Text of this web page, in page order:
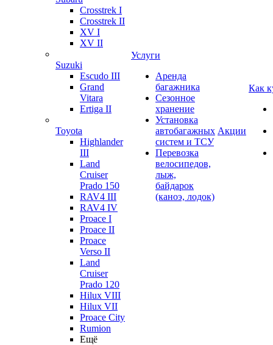
Crosstrek I
Crosstrek II
XV I
XV II
Suzuki
Escudo III
Grand
Vitara
Ertiga II
Toyota
Highlander
III
Land
Cruiser
Prado 150
RAV4 III
RAV4 IV
Proace I
Proace II
Proace
Verso II
Land
Cruiser
Prado 120
Hilux VIII
Hilux VII
Proace City
Rumion
Ещё
Услуги
Аренда
багажника
Сезонное
хранение
Установка
автобагажных
систем и ТСУ
Перевозка
велосипедов,
лыж,
байдарок
(каноэ, лодок)
Акции
Как